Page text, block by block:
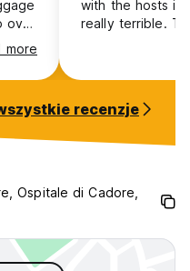
over
more
with the hosts if
really terrible.
of a challenge
The hosts are
and we had a
recenzje
Ospitale di Cadore,